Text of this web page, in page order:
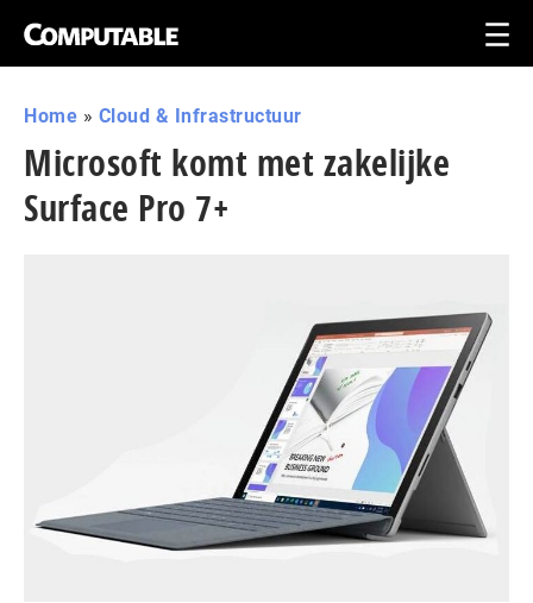
Home » Cloud & Infrastructuur
Microsoft komt met zakelijke
Surface Pro 7+